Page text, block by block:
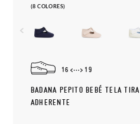
(8 COLORES)
16 19
BADANA PEPITO BEBÉ TELA TIRA
ADHERENTE